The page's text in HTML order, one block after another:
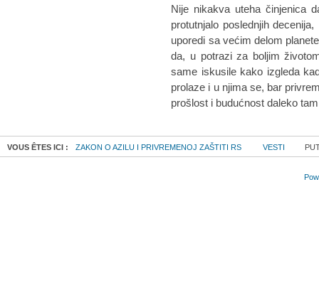
Nije nikakva uteha činjenica
protutnjalo poslednjih
uporedi sa većim delom
da, u potrazi za boljim
same iskusile kako izgleda
prolaze i u njima se, bar
prošlost i budućnost daleko
VOUS ÊTES ICI : ZAKON O AZILU I PRIVREMENOJ ZAŠTITI RS VESTI